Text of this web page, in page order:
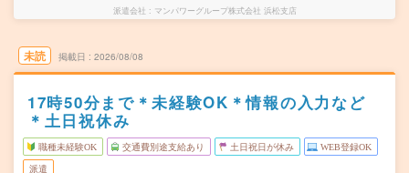
派遣会社 マンパワーグループ株式会社 浜松支店
未読 掲載日 2026/08/08
17時50分まで＊未経験OK＊情報の入力など
＊土日祝休み
職種未経験OK 交通費別途支給あり 土日祝日が休み WEB登録OK
派遣